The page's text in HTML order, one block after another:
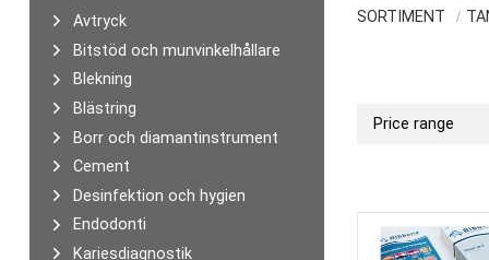
SORTIMENT
Price range
Avtryck
Bitstöd och munvinkelhållare
Blekning
Blästring
Borr och diamantinstrument
Cement
Desinfektion och hygien
Endodonti
Kariesdiagnostik